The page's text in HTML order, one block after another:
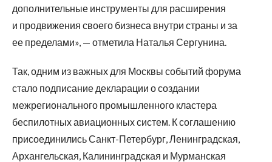
дополнительные инструменты для расширения
и продвижения своего бизнеса внутри страны и за
ее пределами», — отметила Наталья Сергунина.
Так, одним из важных для Москвы событий форума
стало подписание декларации о создании
межрегионального промышленного кластера
беспилотных авиационных систем. К соглашению
присоединились Санкт-Петербург, Ленинградская,
Архангельская, Калининградская и Мурманская